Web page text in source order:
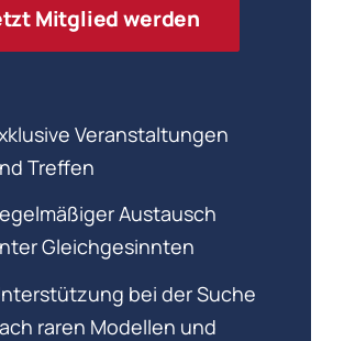
Mitglied werden
Veranstaltungen
Treffen
Austausch
Gleichgesinnten
bei der Suche
raren Modellen und